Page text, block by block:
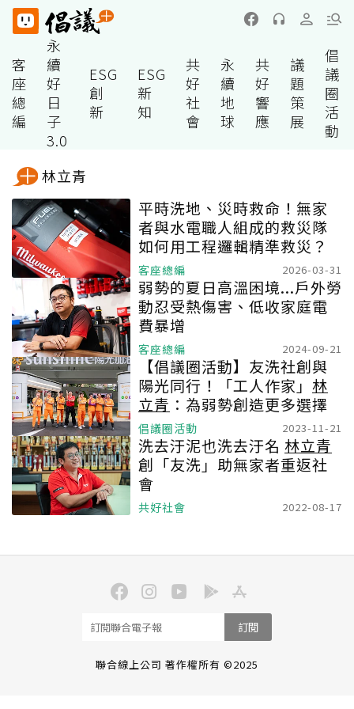
客
座
總
編
永
續
好
日
子
3.0
ESG
創
新
ESG
新
知
共
好
社
會
永
續
地
球
共
好
響
應
議
題
策
展
倡
議
圈
活
動
林立青
平時洗地、災時救命！無家
者與水電職人組成的救災隊
如何用工程邏輯精準救災？
客座總編 2026-03-31
弱勢的夏日高溫困境...戶外勞
動忍受熱傷害、低收家庭電
費暴增
客座總編 2024-09-21
【倡議圈活動】友洗社創與
陽光同行！「工人作家」 林
立青 ：為弱勢創造更多選擇
倡議圈活動 2023-11-21
洗去汙泥也洗去汙名 林立青
創「友洗」助無家者重返社
會
共好社會 2022-08-17
訂閱
聯合線上公司 著作權所有 ©2025